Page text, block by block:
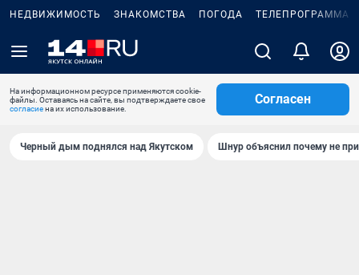
НЕДВИЖИМОСТЬ ЗНАКОМСТВА ПОГОДА ТЕЛЕПРОГРАММА
На информационном ресурсе применяются cookie-
файлы. Оставаясь на сайте, вы подтверждаете свое
согласиена их использование.
Согласен
Черный дым поднялся над Якутском Шнур объяснил почему не